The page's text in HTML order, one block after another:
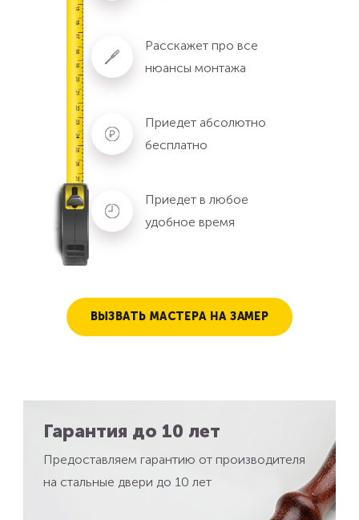
Расскажет про все
нюансы монтажа
Приедет абсолютно
бесплатно
Приедет в любое
удобное время
ВЫЗВАТЬ МАСТЕРА НА ЗАМЕР
Гарантия до 10 лет
Предоставляем гарантию от производителя
на стальные двери до 10 лет